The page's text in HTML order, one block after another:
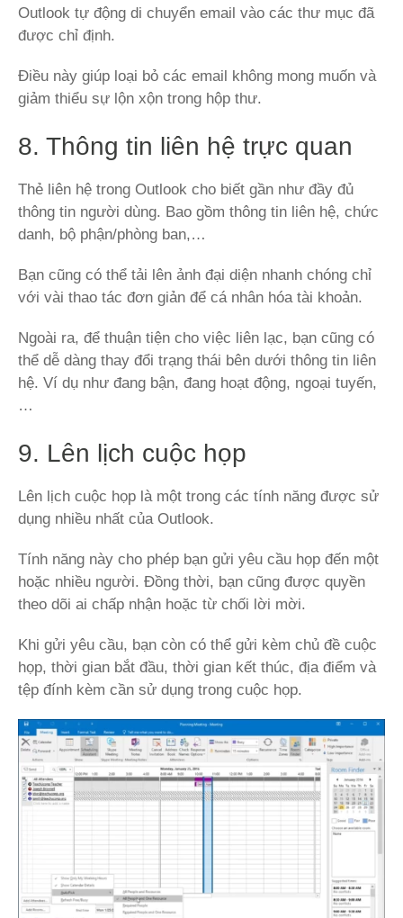
Outlook tự động di chuyển email vào các thư mục đã
được chỉ định.
Điều này giúp loại bỏ các email không mong muốn và
giảm thiểu sự lộn xộn trong hộp thư.
8. Thông tin liên hệ trực quan
Thẻ liên hệ trong Outlook cho biết gần như đầy đủ
thông tin người dùng. Bao gồm thông tin liên hệ, chức
danh, bộ phận/phòng ban,…
Bạn cũng có thể tải lên ảnh đại diện nhanh chóng chỉ
với vài thao tác đơn giản để cá nhân hóa tài khoản.
Ngoài ra, để thuận tiện cho việc liên lạc, bạn cũng có
thể dễ dàng thay đổi trạng thái bên dưới thông tin liên
hệ. Ví dụ như đang bận, đang hoạt động, ngoại tuyến,
…
9. Lên lịch cuộc họp
Lên lịch cuộc họp là một trong các tính năng được sử
dụng nhiều nhất của Outlook.
Tính năng này cho phép bạn gửi yêu cầu họp đến một
hoặc nhiều người. Đồng thời, bạn cũng được quyền
theo dõi ai chấp nhận hoặc từ chối lời mời.
Khi gửi yêu cầu, bạn còn có thể gửi kèm chủ đề cuộc
họp, thời gian bắt đầu, thời gian kết thúc, địa điểm và
tệp đính kèm cần sử dụng trong cuộc họp.